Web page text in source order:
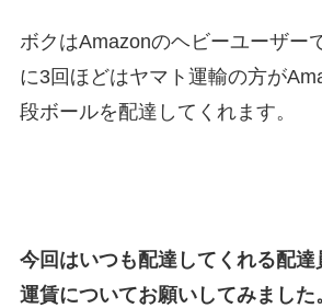
ボクはAmazonのヘビーユーザー
に3回ほどはヤマト運輸の方が
段ボールを配達してくれます。
今回はいつも配達してくれる配
運賃についてお願いしてみました